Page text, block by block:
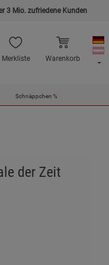
3 Mio. zufriedene Kunden
Merkliste Warenkorb
Schnäppchen %
der Zeit